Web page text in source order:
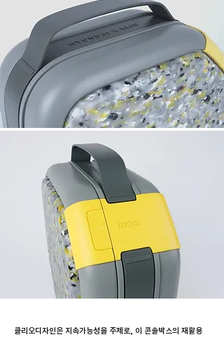
클리오디자인은 지속가능성을 주제로, 이 콘솔박스의 재활용